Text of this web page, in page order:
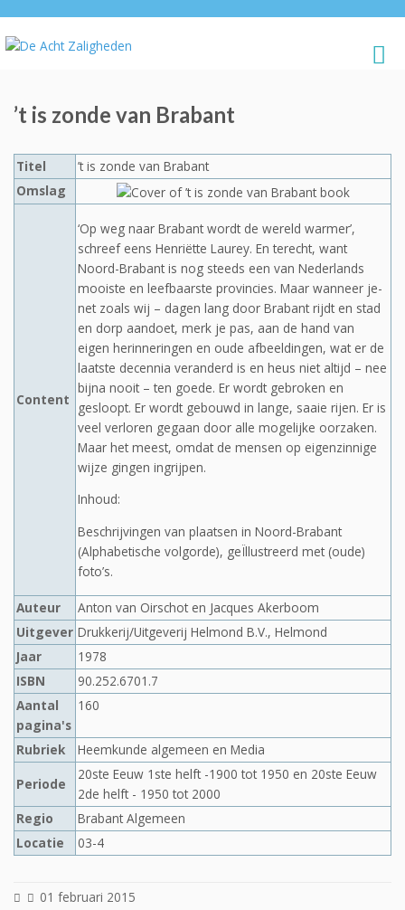
’t is zonde van Brabant
Titel
’t is zonde van Brabant
Omslag
Content
‘Op weg naar Brabant wordt de wereld warmer’,
schreef eens Henriëtte Laurey. En terecht, want
Noord-Brabant is nog steeds een van Nederlands
mooiste en leefbaarste provincies. Maar wanneer je-
net zoals wij – dagen lang door Brabant rijdt en stad
en dorp aandoet, merk je pas, aan de hand van
eigen herinneringen en oude afbeeldingen, wat er de
laatste decennia veranderd is en heus niet altijd – nee
bijna nooit – ten goede. Er wordt gebroken en
gesloopt. Er wordt gebouwd in lange, saaie rijen. Er is
veel verloren gegaan door alle mogelijke oorzaken.
Maar het meest, omdat de mensen op eigenzinnige
wijze gingen ingrijpen.
Inhoud:
Beschrijvingen van plaatsen in Noord-Brabant
(Alphabetische volgorde), geÏllustreerd met (oude)
foto’s.
Auteur
Anton van Oirschot en Jacques Akerboom
Uitgever Drukkerij/Uitgeverij Helmond B.V., Helmond
Jaar
1978
ISBN
90.252.6701.7
Aantal
pagina's
160
Rubriek
Heemkunde algemeen en Media
Periode
20ste Eeuw 1ste helft -1900 tot 1950 en 20ste Eeuw
2de helft - 1950 tot 2000
Regio
Brabant Algemeen
Locatie
03-4
01 februari 2015